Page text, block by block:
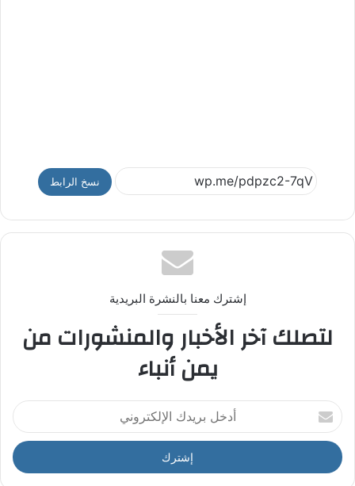
نسخ الرابط
إشترك معنا بالنشرة البريدية
لتصلك آخر الأخبار والمنشورات من
يمن أنباء
أ
د
خ
ل